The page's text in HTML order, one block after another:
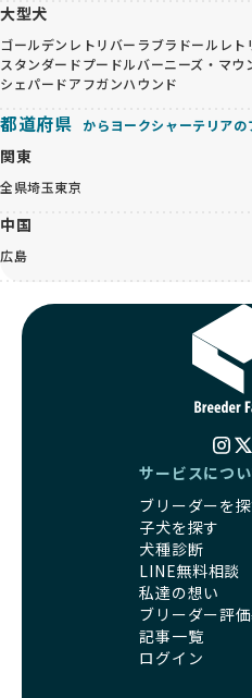
大型犬
ゴールデンレトリバー ラブラドールレト
スタンダードプードルバーニーズ・マウ
シェパードアフガンハウンド
都道府県 からヨークシャーテリア
関東
全県埼玉東京
中国
広島
サービスにつ
ブリーダーを
子犬を探す
犬種診断
LINE無料相談
私達の想い
ブリーダー評
記事一覧
ログイン